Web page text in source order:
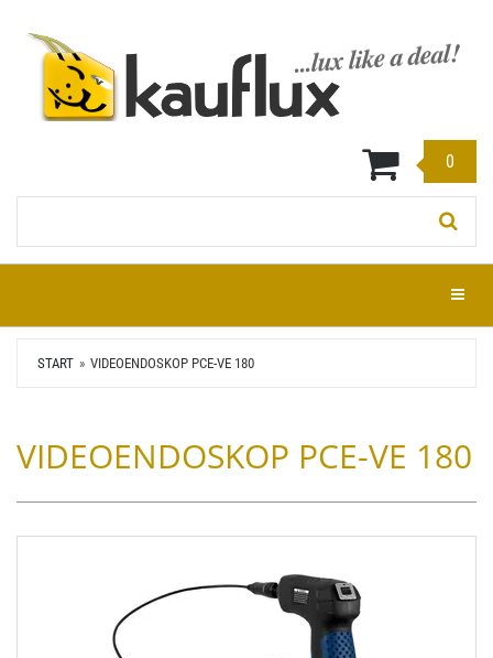
Hauptinhalt
springen
0
Menü
START VIDEOENDOSKOP PCE-VE 180
VIDEOENDOSKOP PCE-VE 180